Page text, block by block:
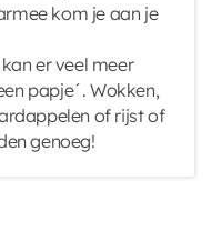
kom je aan je
er veel meer
papje´. Wokken,
of rijst of
genoeg!